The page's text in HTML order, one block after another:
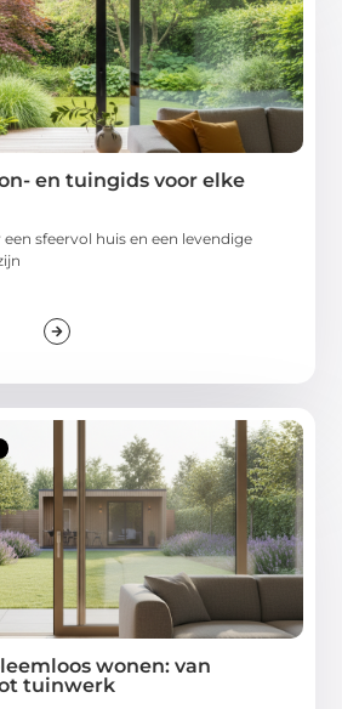
en tuingids voor elke
sfeervol huis en een levendige
wonen: van
tuinwerk